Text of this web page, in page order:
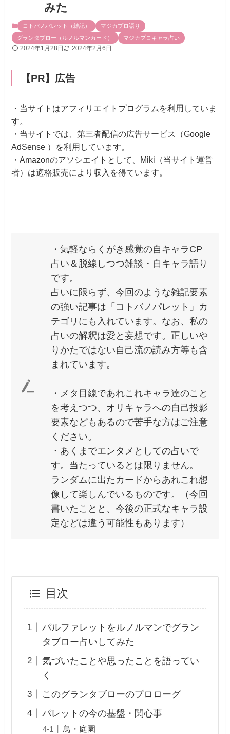
みた
コトバノパレット（雑記）
マジカプロ語り
グランタブロー（ルノルマンカード）
マジカプロキャラ占い
2024年1月28日 2024年2月6日
【PR】広告
・当サイトはアフィリエイトプログラムを利用していま
す。
・当サイトでは、第三者配信の広告サービス（Google
AdSense ）を利用しています。
・Amazonのアソシエイトとして、Miki（当サイト運営
者）は適格販売により収入を得ています。
・気軽ならくがき感覚の自キャラCP
占い＆脱線しつつ雑談・自キャラ語り
です。
占いに限らず、今回のような雑記要素
の強い記事は「コトバノパレット」カ
テゴリにも入れています。なお、私の
占いの解釈は愛と妄想です。正しいや
りかたではない自己流の読み方等も含
まれています。
・メタ目線であれこれキャラ達のこと
を考えつつ、オリキャラへの自己投影
要素などもあるので苦手な方はご注意
ください。
・あくまでエンタメとしての占いで
す。当たっているとは限りません。
ランダムに出たカードからあれこれ想
像して楽しんでいるものです。（今回
書いたことと、今後の正式なキャラ設
定などは違う可能性もあります）
目次
パルファレットをルノルマンでグラン
タブロー占いしてみた
気づいたことや思ったことを語ってい
く
このグランタブローのプロローグ
パレットの今の基盤・関心事
鳥・庭園